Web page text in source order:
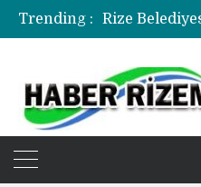
Trending :
Rize
Rize’de